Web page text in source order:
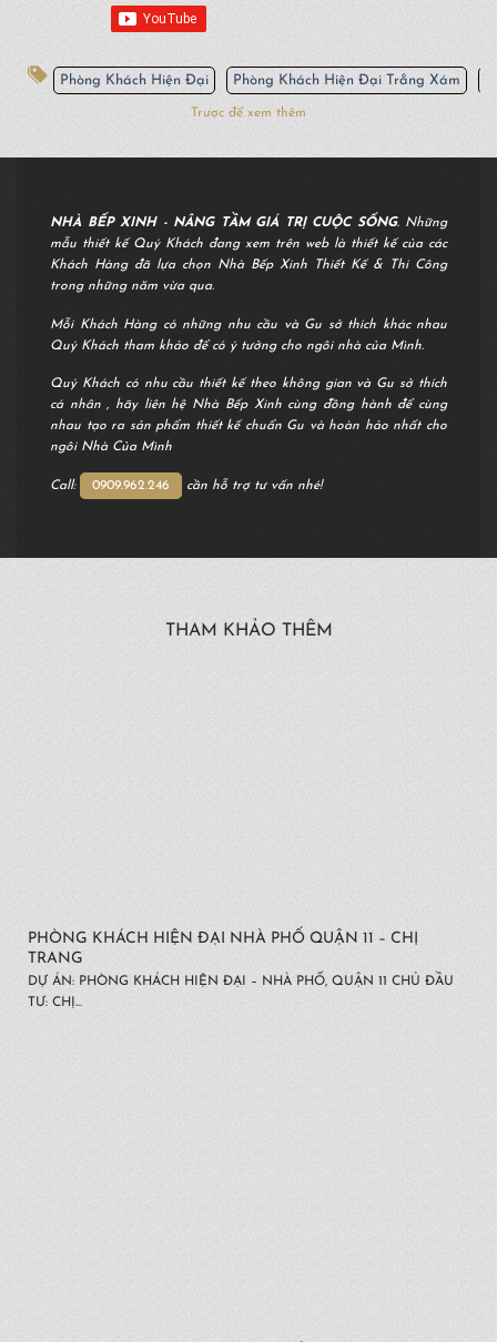
Phòng Khách Hiện Đại Phòng Khách Hiện Đại Trắng Xám
Trược để xem thêm
NHÀ BẾP XINH - NÂNG TẦM GIÁ TRỊ CUỘC SỐNG. Những
mẫu thiết kế Quý Khách đang xem trên web là thiết kế của các
Khách Hàng đã lựa chọn Nhà Bếp Xinh Thiết Kế & Thi Công
trong những năm vừa qua.
Mỗi Khách Hàng có những nhu cầu và Gu sở thích khác nhau
Quý Khách tham khảo để có ý tưởng cho ngôi nhà của Mình.
Quý Khách có nhu cầu thiết kế theo không gian và Gu sở thích
cá nhân , hãy liên hệ Nhà Bếp Xinh cùng đồng hành để cùng
nhau tạo ra sản phẩm thiết kế chuẩn Gu và hoàn hảo nhất cho
ngôi Nhà Của Mình
Call: 0909.962.246 cần hỗ trợ tư vấn nhé!
THAM KHẢO THÊM
PHÒNG KHÁCH HIỆN ĐẠI NHÀ PHỐ QUẬN 11 – CHỊ
TRANG
DỰ ÁN: PHÒNG KHÁCH HIỆN ĐẠI – NHÀ PHỐ, QUẬN 11 CHỦ ĐẦU
TƯ: CHỊ...